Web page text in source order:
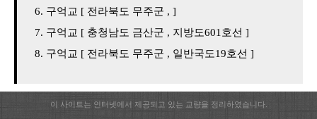
구억교 [ 전라북도 무주군 , ]
구억교 [ 충청남도 금산군 , 지방도601호선 ]
구억교 [ 전라북도 무주군 , 일반국도19호선 ]
이 사이트는 인터넷에서 제공되고 있는 교량을 정리하였습니다.